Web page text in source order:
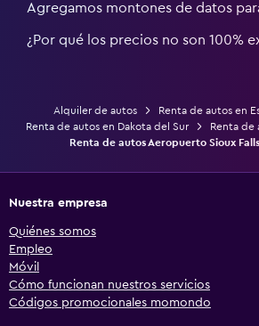
Agregamos montones de datos
¿Por qué los precios no son 100%
Alquiler de autos
Renta de autos en
Renta de autos en Dakota del Sur
Renta de
Renta de autos Aeropuerto Sioux Falls
Nuestra empresa
Quiénes somos
Empleo
Móvil
Cómo funcionan nuestros servicios
Códigos promocionales momondo